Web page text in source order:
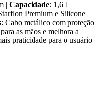
| Capacidade: 1,6 L |
Premium e Silicone
: Cabo metálico com proteção
as mãos e melhora a
praticidade para o usuário